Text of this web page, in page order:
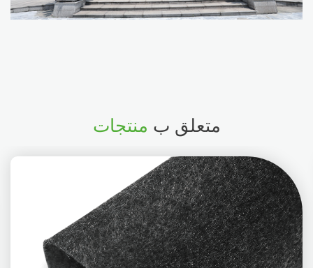
متعلق ب منتجات